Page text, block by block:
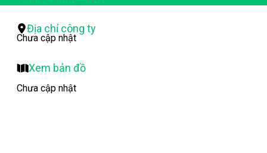
Địa chỉ công ty
Chưa cập nhật
Xem bản đồ
Chưa cập nhật